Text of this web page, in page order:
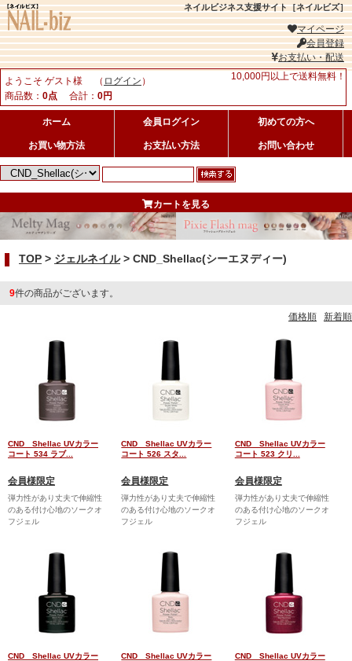
ネイルビジネス支援サイト［ネイルビズ］
マイページ
会員登録
お支払い・配送
ようこそ ゲスト様 （ ログイン ）
商品数： 0点 合計： 0円
10,000円以上で送料無料！
ホーム 会員ログイン 初めての方へ
お買い物方法 お支払い方法 お問い合わせ
カートを見る
TOP > ジェルネイル> CND_Shellac(シーエヌディー)
9件の商品がございます。
価格順 新着順
CND Shellac UVカラー
コート 534 ラブ...
会員様限定
弾力性があり丈夫で伸縮性
のある付け心地のソークオ
フジェル
CND Shellac UVカラー
コート 526 スタ...
会員様限定
弾力性があり丈夫で伸縮性
のある付け心地のソークオ
フジェル
CND Shellac UVカラー
コート 523 クリ...
会員様限定
弾力性があり丈夫で伸縮性
のある付け心地のソークオ
フジェル
CND Shellac UVカラー
CND Shellac UVカラー
CND Shellac UVカラー